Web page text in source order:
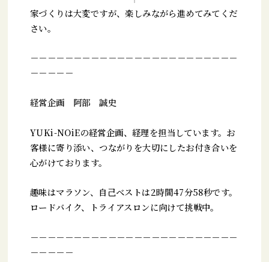
家づくりは大変ですが、楽しみながら進めてみてくだ
さい。
－－－－－－－－－－－－－－－－－－－－－－－－
－－－－－
経営企画 阿部 誠史
YUKi-NOiEの経営企画、経理を担当しています。お
客様に寄り添い、つながりを大切にしたお付き合いを
心がけております。
趣味はマラソン、自己ベストは2時間47分58秒です。
ロードバイク、トライアスロンに向けて挑戦中。
－－－－－－－－－－－－－－－－－－－－－－－－
－－－－－